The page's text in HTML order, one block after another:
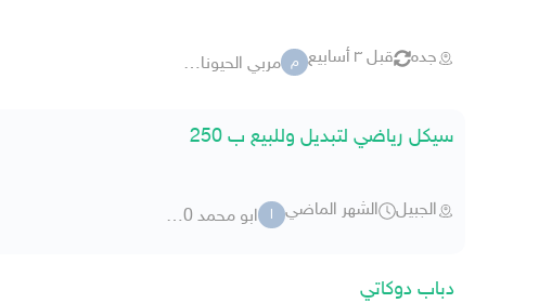
جده قبل ٣ أسابيع م مربي الحيونات 8290
سيكل رياضي لتبديل وللبيع ب 250
الجبيل الشهر الماضي ا ابو محمد 68520
دباب دوكاتي